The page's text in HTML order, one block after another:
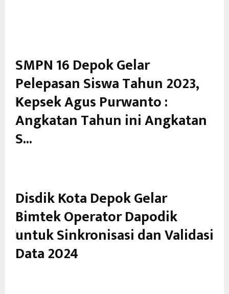
SMPN 16 Depok Gelar
Pelepasan Siswa Tahun 2023,
Kepsek Agus Purwanto :
Angkatan Tahun ini Angkatan
S...
Disdik Kota Depok Gelar
Bimtek Operator Dapodik
untuk Sinkronisasi dan Validasi
Data 2024